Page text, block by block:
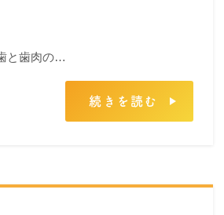
と歯肉の…
続きを読む